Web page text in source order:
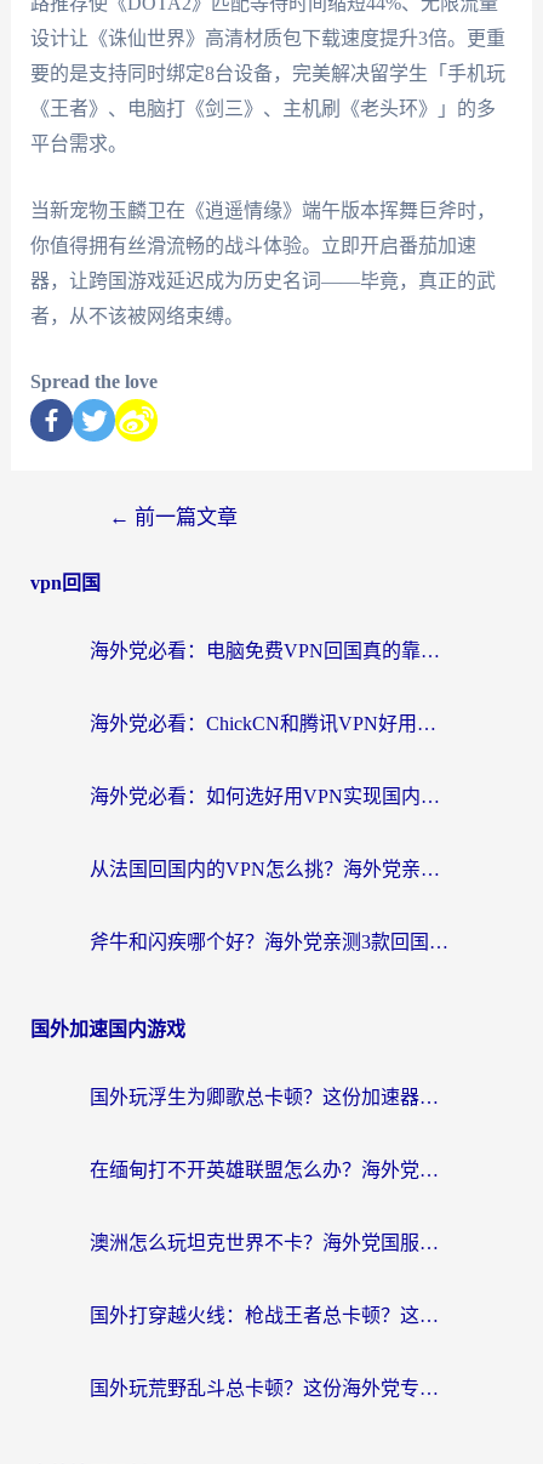
设计让《诛仙世界》高清材质包下载速度提升3倍。更重
要的是支持同时绑定8台设备，完美解决留学生「手机玩
《王者》、电脑打《剑三》、主机刷《老头环》」的多
平台需求。
当新宠物玉麟卫在《逍遥情缘》端午版本挥舞巨斧时，
你值得拥有丝滑流畅的战斗体验。立即开启番茄加速
器，让跨国游戏延迟成为历史名词——毕竟，真正的武
者，从不该被网络束缚。
Spread the love
← 前一篇文章
vpn回国
海外党必看：电脑免费VPN回国真的靠谱吗？附实测对比与最优方案指南
海外党必看：ChickCN和腾讯VPN好用吗？3招选对回国加速器，告别地区限制
海外党必看：如何选好用VPN实现国内资源无缝访问？从越南到全球都适用
从法国回国内的VPN怎么挑？海外党亲测：稳定、多端、安全才是关键
斧牛和闪疾哪个好？海外党亲测3款回国加速器，教你选到不踩坑的那一款
国外加速国内游戏
国外玩浮生为卿歌总卡顿？这份加速器选择指南帮你找回丝滑体验
在缅甸打不开英雄联盟怎么办？海外党亲测有效的国服游戏加速指南
澳洲怎么玩坦克世界不卡？海外党国服游戏加速终极指南（附逆战奇妙碰碰车解决方案）
国外打穿越火线：枪战王者总卡顿？这篇加速器推荐下载指南帮你解决延迟难题
国外玩荒野乱斗总卡顿？这份海外党专属的国服游戏加速攻略请收好